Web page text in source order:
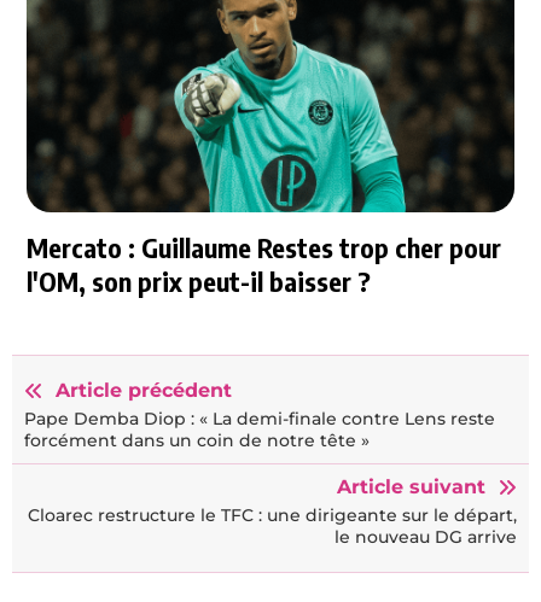
Mercato : Guillaume Restes trop cher pour
l'OM, son prix peut-il baisser ?
Article précédent
Pape Demba Diop : « La demi-finale contre Lens reste
forcément dans un coin de notre tête »
Article suivant
Cloarec restructure le TFC : une dirigeante sur le départ,
le nouveau DG arrive